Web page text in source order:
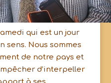
qui est un jour
sens. Nous sommes
de notre pays et
d’interpeller